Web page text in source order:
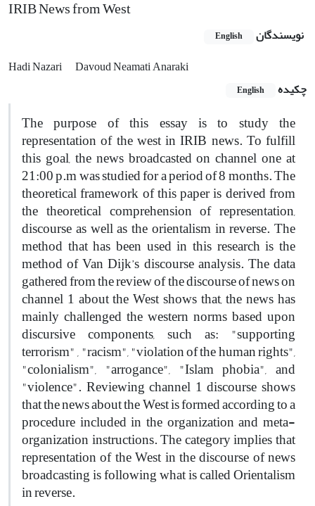
IRIB News from West
نویسندگان English
Hadi Nazari
Davoud Neamati Anaraki
چکیده
English
The purpose of this essay is to study the
representation of the west in IRIB news. To fulfill
this goal, the news broadcasted on channel one at
21:00 p.m was studied for a period of 8 months. The
theoretical framework of this paper is derived from
the theoretical comprehension of representation,
discourse as well as the orientalism in reverse. The
method that has been used in this research is the
method of Van Dijk’s discourse analysis. The data
gathered from the review of the discourse of news on
channel 1 about the West shows that, the news has
mainly challenged the western norms based upon
discursive components, such as: "supporting
terrorism" , "racism", "violation of the human rights",
"colonialism", "arrogance", "Islam phobia", and
"violence". Reviewing channel 1 discourse shows
that the news about the West is formed according to a
procedure included in the organization and meta-
organization instructions. The category implies that
representation of the West in the discourse of news
broadcasting is following what is called Orientalism
in reverse.